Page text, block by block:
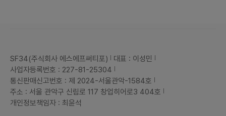
SF34(주식회사 에스에프써티포)
대표 : 이성민
사업자등록번호 : 227-81-25304
통신판매신고번호 : 제 2024-서울관악-1584호
주소 : 서울 관악구 신림로 117 창업히어로3 404호
개인정보책임자 : 최윤석